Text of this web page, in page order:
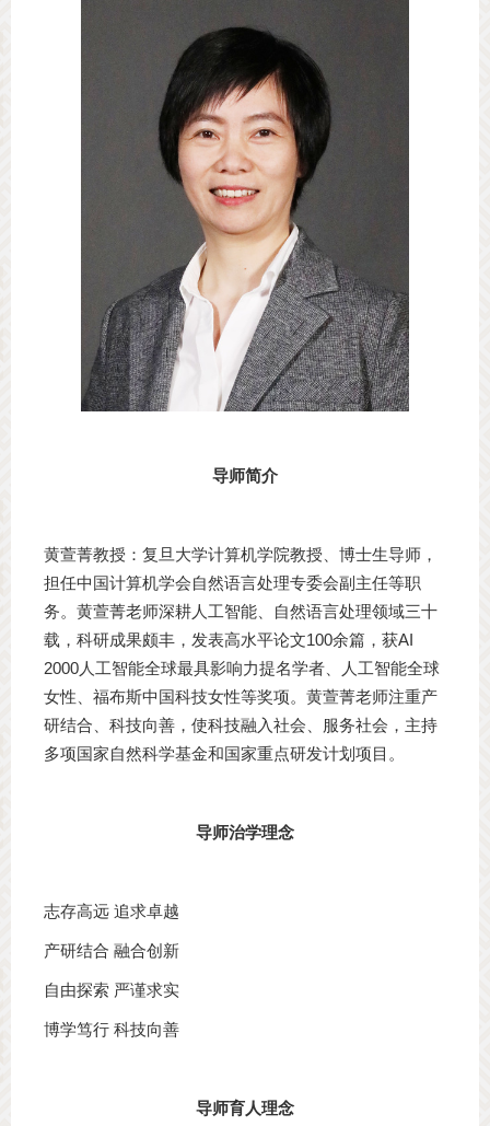
导师简介
黄萱菁教授：复旦大学计算机学院教授、博士生导师，
担任中国计算机学会自然语言处理专委会副主任等职
务。黄萱菁老师深耕人工智能、自然语言处理领域三十
载，科研成果颇丰，发表高水平论文100余篇，获AI
2000人工智能全球最具影响力提名学者、人工智能全球
女性、福布斯中国科技女性等奖项。黄萱菁老师注重产
研结合、科技向善，使科技融入社会、服务社会，主持
多项国家自然科学基金和国家重点研发计划项目。
导师治学理念
志存高远 追求卓越
产研结合 融合创新
自由探索 严谨求实
博学笃行 科技向善
导师育人理念